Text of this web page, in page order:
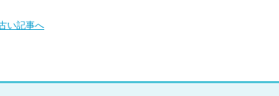
い記事へ